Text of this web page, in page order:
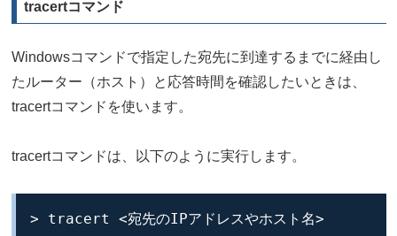
tracertコマンド
Windowsコマンドで指定した宛先に到達するまでに経由し
たルーター（ホスト）と応答時間を確認したいときは、
tracertコマンドを使います。
tracertコマンドは、以下のように実行します。
> tracert <宛先のIPアドレスやホスト名>